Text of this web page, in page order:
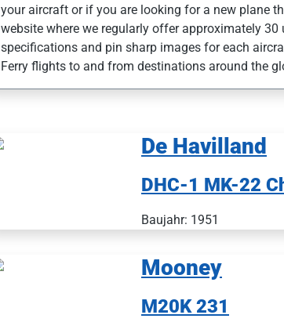
your aircraft or if you are looking for a new plane
website where we regularly offer approximately 30
specifications and pin sharp images for each
Ferry flights to and from destinations around the
De Havilland
DHC-1 MK-22
Baujahr: 1951
Mooney
M20K 231